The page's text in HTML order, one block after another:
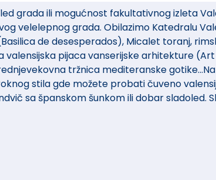
grada ili mogućnost fakultativnog izleta
velelepnog grada. Obilazimo Katedralu
de desesperados), Micalet toranj,
pijaca vanserijske arhitekture
tržnica mediteranske
stila gde možete probati čuveno
sa španskom šunkom ili dobar sladoled.